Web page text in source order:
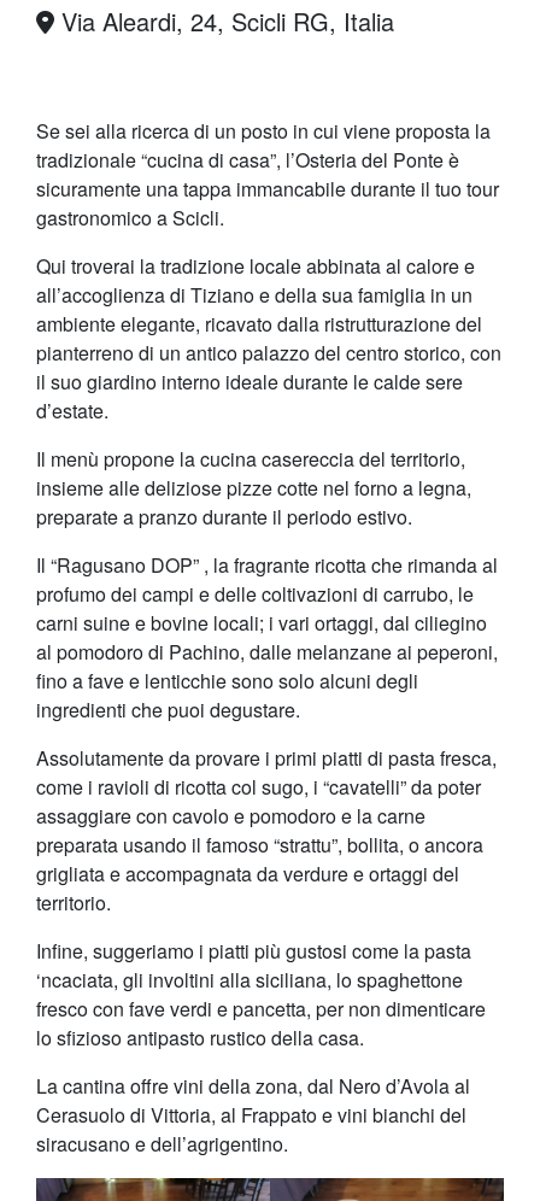
Via Aleardi, 24, Scicli RG, Italia
Se sei alla ricerca di un posto in cui viene proposta la
tradizionale “cucina di casa”, l’Osteria del Ponte è
sicuramente una tappa immancabile durante il tuo tour
gastronomico a Scicli.
Qui troverai la tradizione locale abbinata al calore e
all’accoglienza di Tiziano e della sua famiglia in un
ambiente elegante, ricavato dalla ristrutturazione del
pianterreno di un antico palazzo del centro storico, con
il suo giardino interno ideale durante le calde sere
d’estate.
Il menù propone la cucina casereccia del territorio,
insieme alle deliziose pizze cotte nel forno a legna,
preparate a pranzo durante il periodo estivo.
Il “Ragusano DOP” , la fragrante ricotta che rimanda al
profumo dei campi e delle coltivazioni di carrubo, le
carni suine e bovine locali; i vari ortaggi, dal ciliegino
al pomodoro di Pachino, dalle melanzane ai peperoni,
fino a fave e lenticchie sono solo alcuni degli
ingredienti che puoi degustare.
Assolutamente da provare i primi piatti di pasta fresca,
come i ravioli di ricotta col sugo, i “cavatelli” da poter
assaggiare con cavolo e pomodoro e la carne
preparata usando il famoso “strattu”, bollita, o ancora
grigliata e accompagnata da verdure e ortaggi del
territorio.
Infine, suggeriamo i piatti più gustosi come la pasta
‘ncaciata, gli involtini alla siciliana, lo spaghettone
fresco con fave verdi e pancetta, per non dimenticare
lo sfizioso antipasto rustico della casa.
La cantina offre vini della zona, dal Nero d’Avola al
Cerasuolo di Vittoria, al Frappato e vini bianchi del
siracusano e dell’agrigentino.